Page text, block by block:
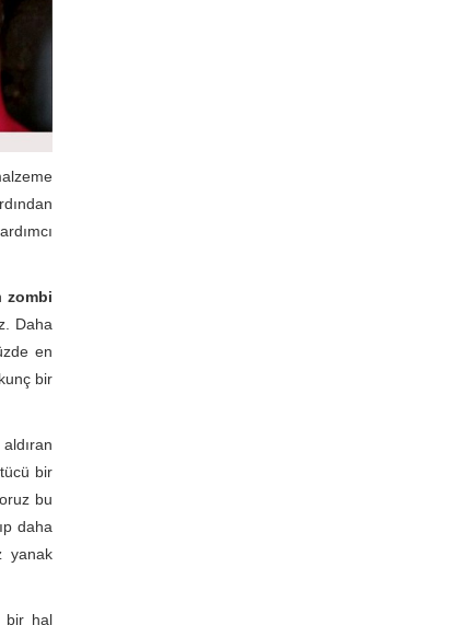
zombi
Daha
en
bir
bir
bu
daha
yanak
bir hal